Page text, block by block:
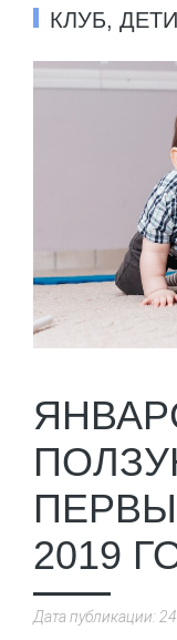
КЛУБ,
2019
Дата публикации: